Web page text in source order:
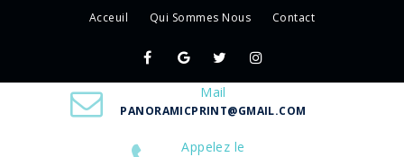
Acceuil Qui Sommes Nous Contact
Mail
PANORAMICPRINT@GMAIL.COM
Appelez le